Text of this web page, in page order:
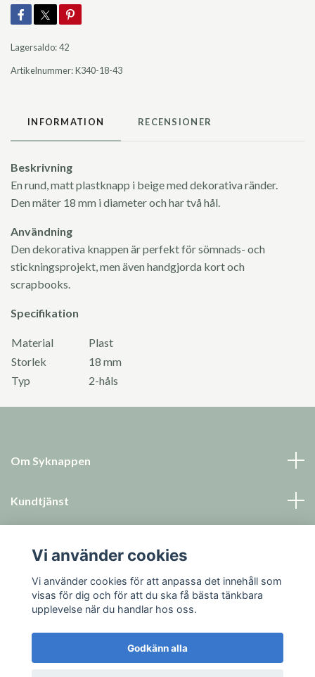
Lagersaldo:42
Artikelnummer:K340-18-43
INFORMATION RECENSIONER
Beskrivning
En rund, matt plastknapp i beige med dekorativa ränder.
Den mäter 18 mm i diameter och har två hål.
Användning
Den dekorativa knappen är perfekt för sömnads- och
stickningsprojekt, men även handgjorda kort och
scrapbooks.
Specifikation
Material
Plast
Storlek
18 mm
Typ
2-håls
Om Syknappen
Kundtjänst
Sociala medier
Vi använder cookies
Vi använder cookies för att anpassa det innehåll som
visas för dig och för att du ska få bästa tänkbara
upplevelse när du handlar hos oss.
Godkänn alla